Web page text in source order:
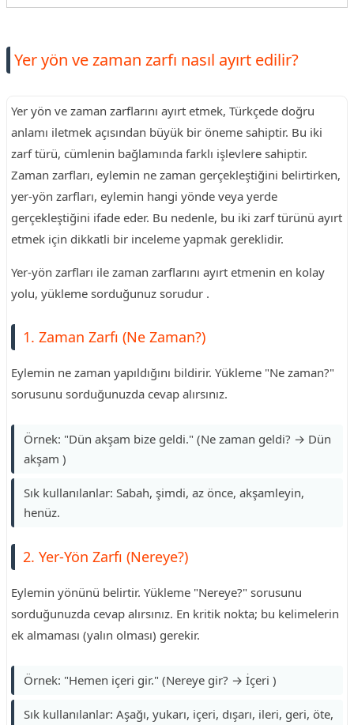
Yer yön ve zaman zarfı nasıl ayırt edilir?
Yer yön ve zaman zarflarını ayırt etmek, Türkçede doğru
anlamı iletmek açısından büyük bir öneme sahiptir. Bu iki
zarf türü, cümlenin bağlamında farklı işlevlere sahiptir.
Zaman zarfları, eylemin ne zaman gerçekleştiğini belirtirken,
yer-yön zarfları, eylemin hangi yönde veya yerde
gerçekleştiğini ifade eder. Bu nedenle, bu iki zarf türünü ayırt
etmek için dikkatli bir inceleme yapmak gereklidir.
Yer-yön zarfları ile zaman zarflarını ayırt etmenin en kolay
yolu, yükleme sorduğunuz sorudur .
1. Zaman Zarfı (Ne Zaman?)
Eylemin ne zaman yapıldığını bildirir. Yükleme "Ne zaman?"
sorusunu sorduğunuzda cevap alırsınız.
Örnek: "Dün akşam bize geldi." (Ne zaman geldi? → Dün
akşam )
Sık kullanılanlar: Sabah, şimdi, az önce, akşamleyin,
henüz.
2. Yer-Yön Zarfı (Nereye?)
Eylemin yönünü belirtir. Yükleme "Nereye?" sorusunu
sorduğunuzda cevap alırsınız. En kritik nokta; bu kelimelerin
ek almaması (yalın olması) gerekir.
Örnek: "Hemen içeri gir." (Nereye gir? → İçeri )
Sık kullanılanlar: Aşağı, yukarı, içeri, dışarı, ileri, geri, öte,